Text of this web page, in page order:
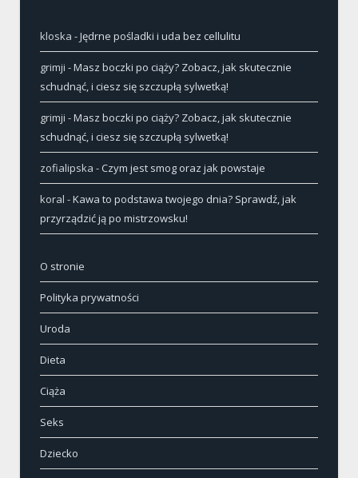
kloska -Jędrne pośladki i uda bez cellulitu
grimji -Masz boczki po ciąży? Zobacz, jak skutecznie
schudnąć, i ciesz się szczupłą sylwetką!
grimji -Masz boczki po ciąży? Zobacz, jak skutecznie
schudnąć, i ciesz się szczupłą sylwetką!
zofialipska -Czym jest smog oraz jak powstaje
koral -Kawa to podstawa twojego dnia? Sprawdź, jak
przyrządzić ją po mistrzowsku!
O stronie
Polityka prywatności
Uroda
Dieta
Ciąża
Seks
Dziecko